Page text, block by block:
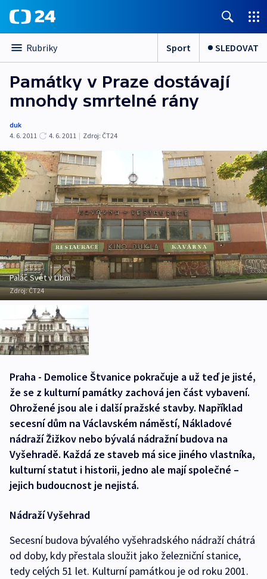
Rubriky Sport SLEDOVAT
Památky v Praze dostávají
mnohdy smrtelné rány
duk
4. 6. 2011
4. 6. 2011 | Zdroj: ČT24
Palác Svět v Libni
Zdroj:ČT24
Praha - Demolice Štvanice pokračuje a už teď je jisté,
že se z kulturní památky zachová jen část vybavení.
Ohrožené jsou ale i další pražské stavby. Například
secesní dům na Václavském náměstí, Nákladové
nádraží Žižkov nebo bývalá nádražní budova na
Vyšehradě. Každá ze staveb má sice jiného vlastníka,
kulturní statut i historii, jedno ale mají společné –
jejich budoucnost je nejistá.
Nádraží Vyšehrad
Secesní budova bývalého vyšehradského nádraží chátrá
od doby, kdy přestala sloužit jako železniční stanice,
tedy celých 51 let. Kulturní památkou je od roku 2001.